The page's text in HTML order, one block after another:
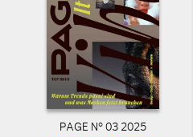
PAGE N° 03 2025